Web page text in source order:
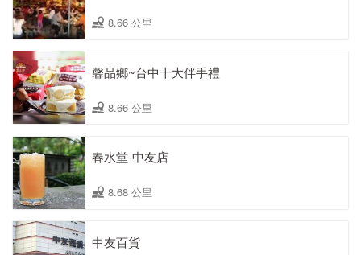
8.66 公里
馨品鄉~台中十大伴手禮
8.66 公里
春水堂-中友店
8.68 公里
中友百貨